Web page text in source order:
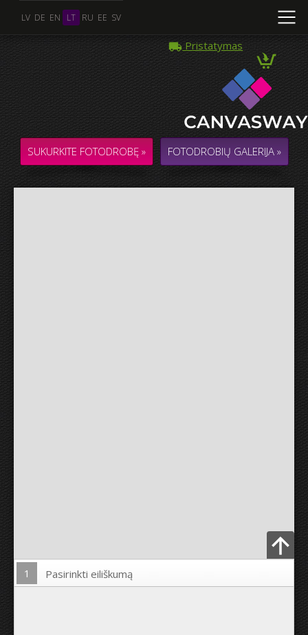
LV DE EN LT RU EE SV
Pristatymas
SUKURKITE FOTODROBĘ » FOTODROBIŲ GALERIJA »
Įkelti nuotrauką
1 Pasirinkti eiliškumą
Kelios Nuotraukos
KOLIAŽAS / KOMPOZICIJA iš kelių Nuotraukų